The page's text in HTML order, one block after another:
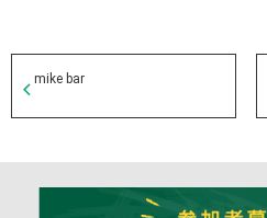
mike bar